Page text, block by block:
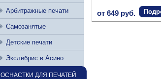
от 649 руб.
Арбитражные печати
Самозанятые
Детские печати
Экслибрис в Асино
ОСНАСТКИ ДЛЯ ПЕЧАТЕЙ